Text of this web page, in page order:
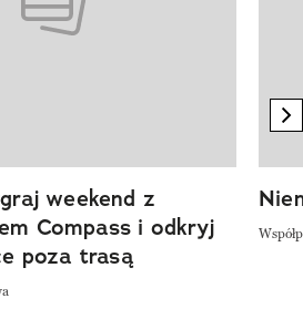
weekend z
Compass i odkryj
poza trasą